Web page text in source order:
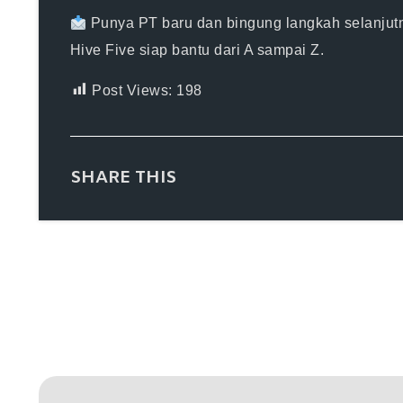
Punya PT baru dan bingung langkah
Hive Five siap bantu dari A sampai Z.
Post Views: 198
SHARE THIS